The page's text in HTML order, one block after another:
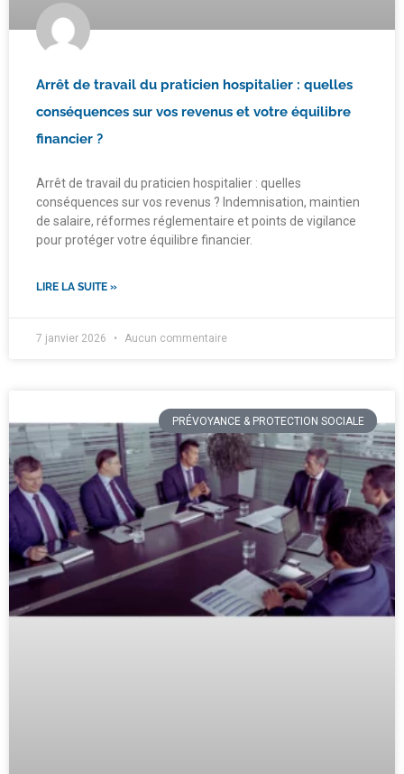
Arrêt de travail du praticien hospitalier : quelles
conséquences sur vos revenus et votre équilibre
financier ?
Arrêt de travail du praticien hospitalier : quelles
conséquences sur vos revenus ? Indemnisation, maintien
de salaire, réformes réglementaire et points de vigilance
pour protéger votre équilibre financier.
LIRE LA SUITE »
7 janvier 2026 Aucun commentaire
PRÉVOYANCE & PROTECTION SOCIALE